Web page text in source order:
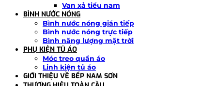
Van xả tiểu nam
BÌNH NƯỚC NÓNG
Bình nước nóng gián tiếp
Bình nước nóng trực tiếp
Bình năng lượng mặt trời
PHỤ KIỆN TỦ ÁO
Móc treo quần áo
Linh kiện tủ áo
GIỚI THIỆU VỀ BẾP NAM SƠN